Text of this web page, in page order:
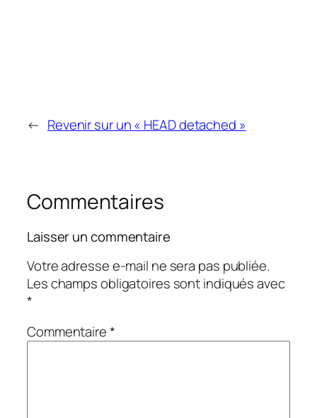
← Revenir sur un « HEAD detached »
Commentaires
Laisser un commentaire
Votre adresse e-mail ne sera pas publiée.
Les champs obligatoires sont indiqués avec
*
Commentaire*